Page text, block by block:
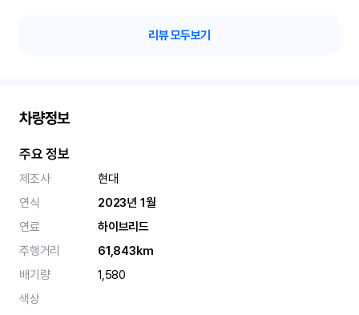
리뷰 모두보기
차량정보
주요 정보
제조사
현대
연식
2023년 1월
연료
하이브리드
주행거리
61,843km
배기량
1,580
색상